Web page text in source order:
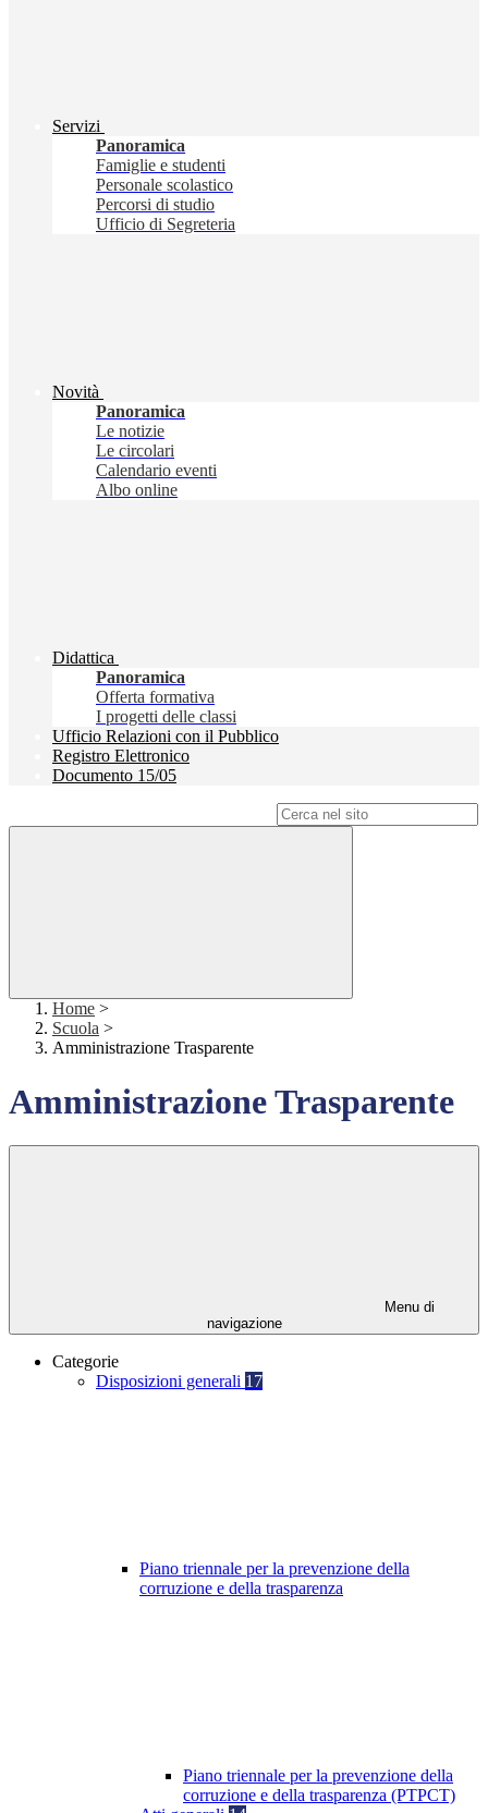
Servizi
Panoramica
Famiglie e studenti
Personale scolastico
Percorsi di studio
Ufficio di Segreteria
Novità
Panoramica
Le notizie
Le circolari
Calendario eventi
Albo online
Didattica
Panoramica
Offerta formativa
I progetti delle classi
Ufficio Relazioni con il Pubblico
Registro Elettronico
Documento 15/05
Home >
Scuola >
Amministrazione Trasparente
Amministrazione Trasparente
Menu di
navigazione
Categorie
Disposizioni generali 17
Piano triennale per la prevenzione della
corruzione e della trasparenza
Piano triennale per la prevenzione della
corruzione e della trasparenza (PTPCT)